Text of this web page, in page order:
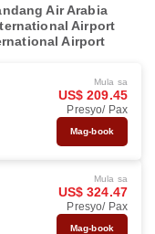
Air Arabia
Airport
Airport
Mula sa
US$ 209.45
Presyo/ Pax
Mag-book
Mula sa
US$ 324.47
Presyo/ Pax
Mag-book